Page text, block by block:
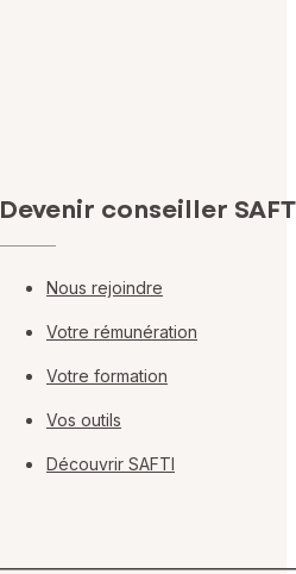
Devenir conseiller
Nous rejoindre
Votre rémunération
Votre formation
Vos outils
Découvrir SAFTI